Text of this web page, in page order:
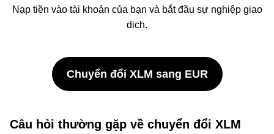
Nạp tiền vào tài khoản của bạn và bắt đầu sự nghiệp giao
dịch.
Chuyển đổi XLM sang EUR
Câu hỏi thường gặp về chuyển đổi XLM